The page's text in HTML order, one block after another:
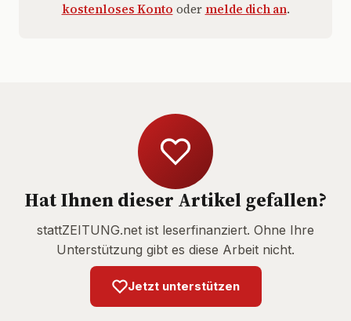
kostenloses Konto oder melde dich an.
Hat Ihnen dieser Artikel gefallen?
stattZEITUNG.net ist leserfinanziert. Ohne Ihre
Unterstützung gibt es diese Arbeit nicht.
Jetzt unterstützen